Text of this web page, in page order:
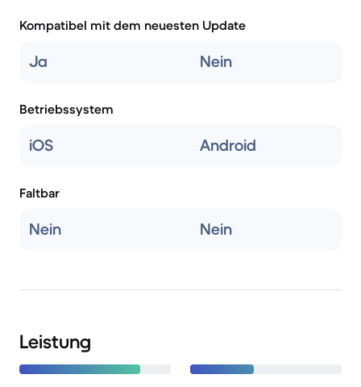
Kompatibel mit dem neuesten Update
Ja Nein
Betriebssystem
iOS Android
Faltbar
Nein Nein
Leistung